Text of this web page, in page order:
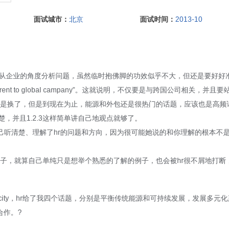
面试城市： 北京 面试时间： 2013-10
企业的角度分析问题，虽然临时抱佛脚的功效似乎不大，但还是要好
to global campany”。这就说明，不仅要是与跨国公司相关，并且要
换了，但是到现在为止，能源和外包还是很热门的话题，应该也是高
，并且1.2.3这样简单讲自己地观点就够了。
听清楚、理解了hr的问题和方向，因为很可能她说的和你理解的根本不
，就算自己单纯只是想举个熟悉的了解的例子，也会被hr很不屑地打断
，hr给了我四个话题，分别是平衡传统能源和可持续发展，发展多元
作。?